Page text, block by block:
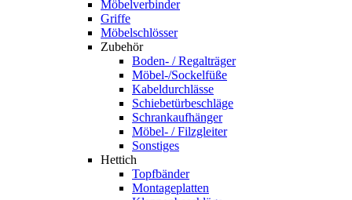
Möbelverbinder
Griffe
Möbelschlösser
Zubehör
Boden- / Regalträger
Möbel-/Sockelfüße
Kabeldurchlässe
Schiebetürbeschläge
Schrankaufhänger
Möbel- / Filzgleiter
Sonstiges
Hettich
Topfbänder
Montageplatten